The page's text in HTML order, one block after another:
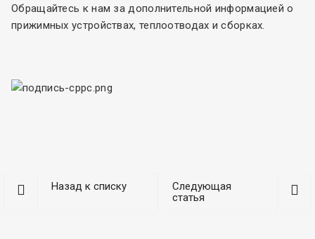
Обращайтесь к нам за дополнительной информацией о
прижимных устройствах, теплоотводах и сборках.
Назад к списку
Следующая
статья